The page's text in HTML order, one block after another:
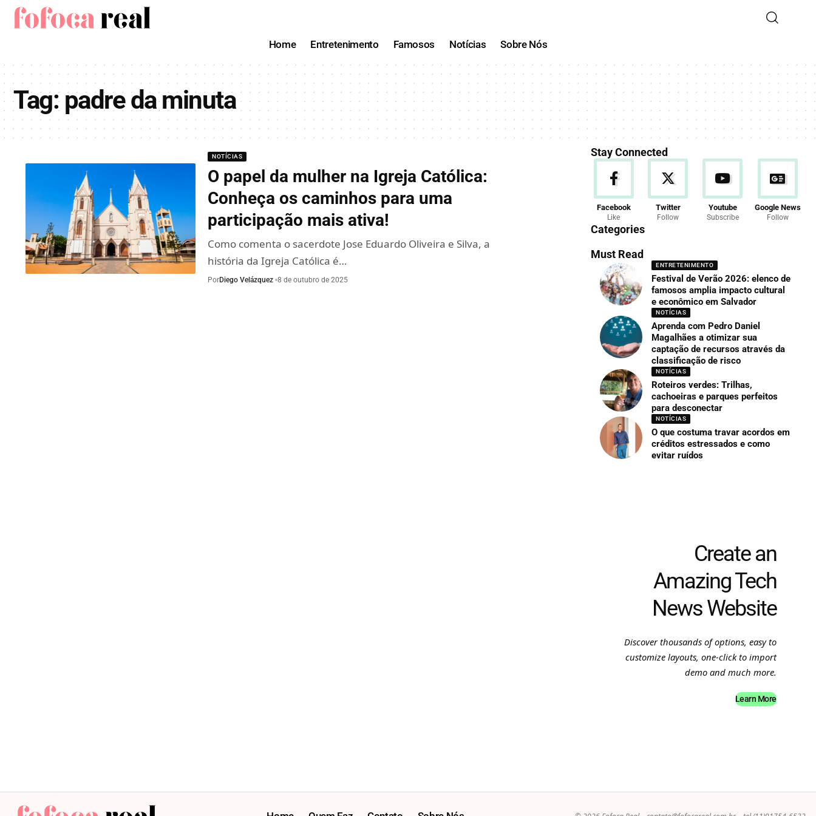
Home Entretenimento Famosos Notícias Sobre Nós
Tag: padre da minuta
NOTÍCIAS
O papel da mulher na Igreja Católica:
Conheça os caminhos para uma
participação mais ativa!
Como comenta o sacerdote Jose Eduardo Oliveira e Silva, a
história da Igreja Católica é…
PorDiego Velázquez 8 de outubro de 2025
Stay Connected
Facebook
Like
Twitter
Follow
Youtube
Subscribe
Google News
Follow
Categories
Must Read
ENTRETENIMENTO
Festival de Verão 2026: elenco de
famosos amplia impacto cultural
e econômico em Salvador
NOTÍCIAS
Aprenda com Pedro Daniel
Magalhães a otimizar sua
captação de recursos através da
classificação de risco
NOTÍCIAS
Roteiros verdes: Trilhas,
cachoeiras e parques perfeitos
para desconectar
NOTÍCIAS
O que costuma travar acordos em
créditos estressados e como
evitar ruídos
Create an
Amazing Tech
News Website
Discover thousands of options, easy to
customize layouts, one-click to import
demo and much more.
Learn More